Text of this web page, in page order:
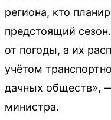
региона, кто
предстоящий
от погоды, а их
учётом
дачных обществ»,
министра.